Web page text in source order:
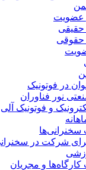
در فوتونیک
نور فناوران
و فوتونیک آلی
شرکت در سخنرانی
و مجریان